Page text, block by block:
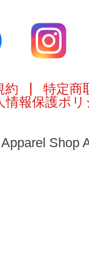
約
特定商
情報保護ポリ
Shop